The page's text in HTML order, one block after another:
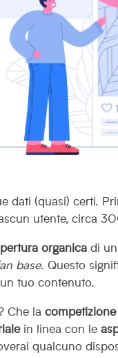
dati (quasi) certi.
utente, circa
organica di
base. Questo
tuo contenuto.
Che la competizione
in linea con le
qualcuno